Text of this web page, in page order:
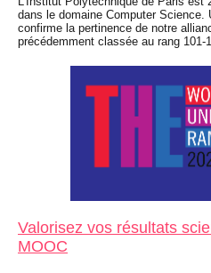
dans le domaine Computer Science.
confirme la pertinence de notre
précédemment classée au rang 101-
Valorisez vos résultats
MOOC